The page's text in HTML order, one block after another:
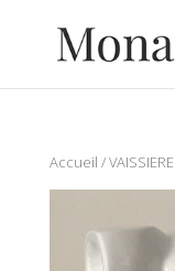
Accueil /VAISSIERE